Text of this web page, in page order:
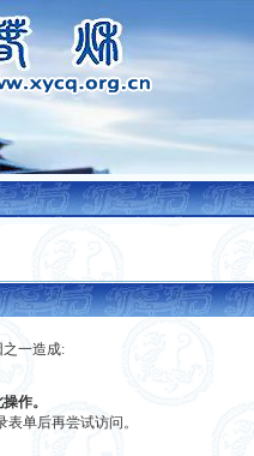
一造成:
作。
单后再尝试访问。